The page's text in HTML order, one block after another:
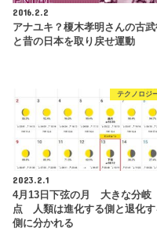
2016.2.2
アナユキ？榎木孝明さんの古
と昔の日本を取り戻せ運動
テクノロジ
2023.2.1
4月13日下弦の月 大きな分岐
点 人類は進化する側と退化す
側に分かれる